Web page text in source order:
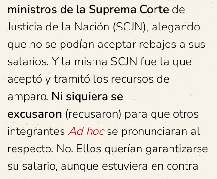
ministros de la Suprema Corte de
Justicia de la Nación (SCJN), alegando
que no se podían aceptar rebajos a sus
salarios. Y la misma SCJN fue la que
aceptó y tramitó los recursos de
amparo. Ni siquiera se
excusaron (recusaron) para que otros
integrantes Ad hocse pronunciaran al
respecto. No. Ellos querían garantizarse
su salario, aunque estuviera en contra